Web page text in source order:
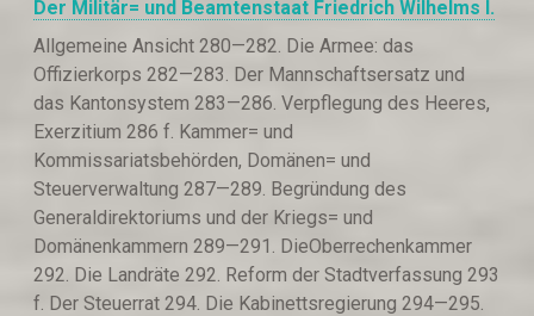
Der Militär= und Beamtenstaat Friedrich Wilhelms I.
Allgemeine Ansicht 280—282. Die Armee: das
Offizierkorps 282—283. Der Mannschaftsersatz und
das Kantonsystem 283—286. Verpflegung des Heeres,
Exerzitium 286 f. Kammer= und
Kommissariatsbehörden, Domänen= und
Steuerverwaltung 287—289. Begründung des
Generaldirektoriums und der Kriegs= und
Domänenkammern 289—291. DieOberrechenkammer
292. Die Landräte 292. Reform der Stadtverfassung 293
f. Der Steuerrat 294. Die Kabinettsregierung 294—295.